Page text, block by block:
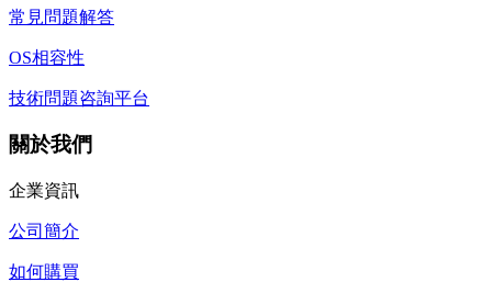
常見問題解答
OS相容性
技術問題咨詢平台
關於我們
企業資訊
公司簡介
如何購買